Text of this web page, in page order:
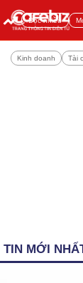
Đọc nhiều
Kinh doanh Tài
TIN MỚI